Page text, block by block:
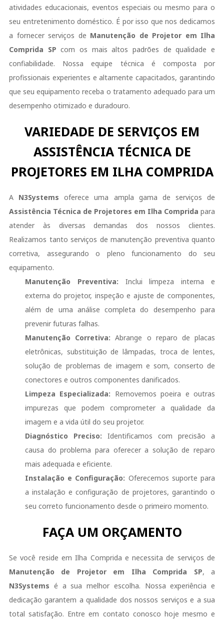
atividades educacionais, eventos especiais ou mesmo para o
seu entretenimento doméstico. É por isso que nos dedicamos
a fornecer serviços de Manutenção de Projetor em Ilha
Comprida SP com os mais altos padrões de qualidade e
confiabilidade. Nossa equipe técnica é composta por
profissionais experientes e altamente capacitados, garantindo
que seu equipamento receba o tratamento adequado para um
desempenho otimizado e duradouro.
VARIEDADE DE SERVIÇOS EM
ASSISTÊNCIA TÉCNICA DE
PROJETORES EM ILHA COMPRIDA
A N3Systems oferece uma ampla gama de serviços de
Assistência Técnica de Projetores em Ilha Comprida para
atender às diversas demandas dos nossos clientes.
Realizamos tanto serviços de manutenção preventiva quanto
corretiva, assegurando o pleno funcionamento do seu
equipamento.
Manutenção Preventiva: Inclui limpeza interna e
externa do projetor, inspeção e ajuste de componentes,
além de uma análise completa do desempenho para
prevenir futuras falhas.
Manutenção Corretiva: Abrange o reparo de placas
eletrônicas, substituição de lâmpadas, troca de lentes,
solução de problemas de imagem e som, conserto de
conectores e outros componentes danificados.
Limpeza Especializada: Removemos poeira e outras
impurezas que podem comprometer a qualidade da
imagem e a vida útil do seu projetor.
Diagnóstico Preciso: Identificamos com precisão a
causa do problema para oferecer a solução de reparo
mais adequada e eficiente.
Instalação e Configuração: Oferecemos suporte para
a instalação e configuração de projetores, garantindo o
seu correto funcionamento desde o primeiro momento.
FAÇA UM ORÇAMENTO
Se você reside em Ilha Comprida e necessita de serviços de
Manutenção de Projetor em Ilha Comprida SP, a
N3Systems é a sua melhor escolha. Nossa experiência e
dedicação garantem a qualidade dos nossos serviços e a sua
total satisfação. Entre em contato conosco hoje mesmo e